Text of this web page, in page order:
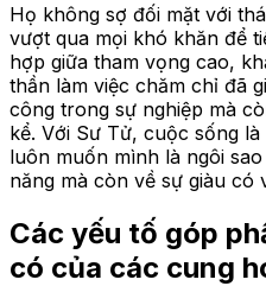
Họ không sợ đối mặt với
vượt qua mọi khó khăn để
hợp giữa tham vọng cao,
thần làm việc chăm chỉ đã
công trong sự nghiệp mà
kể. Với Sư Tử, cuộc sống
luôn muốn mình là ngôi
năng mà còn về sự giàu có
Các yếu tố góp
có của các cung